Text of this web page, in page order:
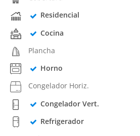
Residencial
Cocina
Plancha
Horno
Congelador Horiz.
Congelador Vert.
Refrigerador